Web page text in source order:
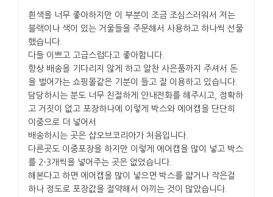
흰색을 너무 좋아하지만 이 부분이 조금 조심스러워서 저는
블랙이나 색이 있는 거울들을 주문해서 사용하고 하나씩 선물
했습니다.
다들 이쁘고 고급스럽다고 좋아합니다.
항상 배송을 기다리지 않게 하고 알찬 사은품까지 주셔서 돈
을 벌어가는 쇼핑몰같은 기분이 들고 잘 이용하고 있습니다.
담당하시는 분도 너무 친절하게 안내전화를 해주시고, 정확하
고 거짓이 없고 포장하나에 이렇게 박스와 에어캡을 단단히
이중으로 더 넣어서
배송하시는 곳은 샵오브코리아가 처음입니다.
다른곳도 이중포장을 하지만 이렇게 에어캡을 많이 넣고 박스
를 2-3개씩을 넣어주는 곳은 없었습니다.
해본다고 하면 에어캡을 많이 넣으면 박스를 얇거나 작은걸
하나 정도로 포장값을 절약해서 아끼는 것이 많았습니다.